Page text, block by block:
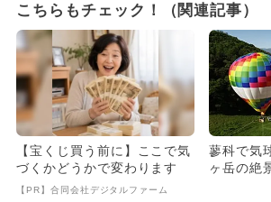
こちらもチェック！（関連記事）
【宝くじ買う前に】ここで気
づくかどうかで変わります
【PR】合同会社デジタルファーム
蓼科で気
ヶ岳の絶